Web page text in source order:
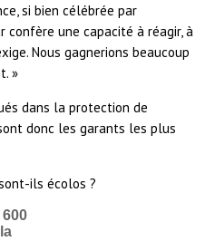
si bien célébrée par
une capacité à réagir, à
Nous gagnerions beaucoup
»
dans la protection de
donc les garants les plus